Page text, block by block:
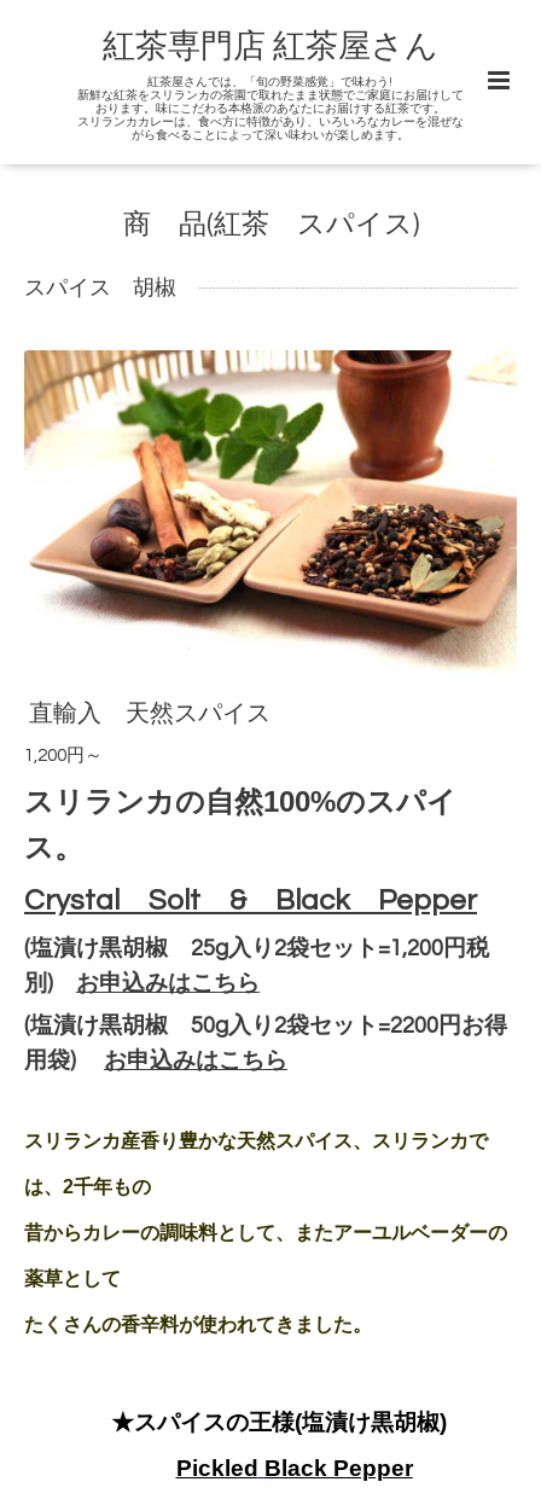
紅茶専門店 紅茶屋さん
紅茶屋さんでは、「旬の野菜感覚」で味わう!
新鮮な紅茶をスリランカの茶園で取れたまま状態でご家庭にお届けして
おります。味にこだわる本格派のあなたにお届けする紅茶です。
スリランカカレーは、食べ方に特徴があり、いろいろなカレーを混ぜな
がら食べることによって深い味わいが楽しめます。
商 品(紅茶 スパイス)
スパイス 胡椒
直輸入 天然スパイス
1,200円～
スリランカの自然100%のスパイ
ス。
Crystal Solt & Black Pepper
(塩漬け黒胡椒 25g入り2袋セット=1,200 円税
別 ) お申込みはこちら
(塩漬け黒胡椒 50g入り2袋セット=2200 円 お得
用袋) お申込みはこちら
スリランカ産香り豊かな天然スパイス、スリランカで
は、2千年もの
昔からカレーの調味料として、またアーユルベーダーの
薬草として
たくさんの香辛料が使われてきました。
★スパイスの王様(塩漬け黒胡椒)
Pickled Black Pepper